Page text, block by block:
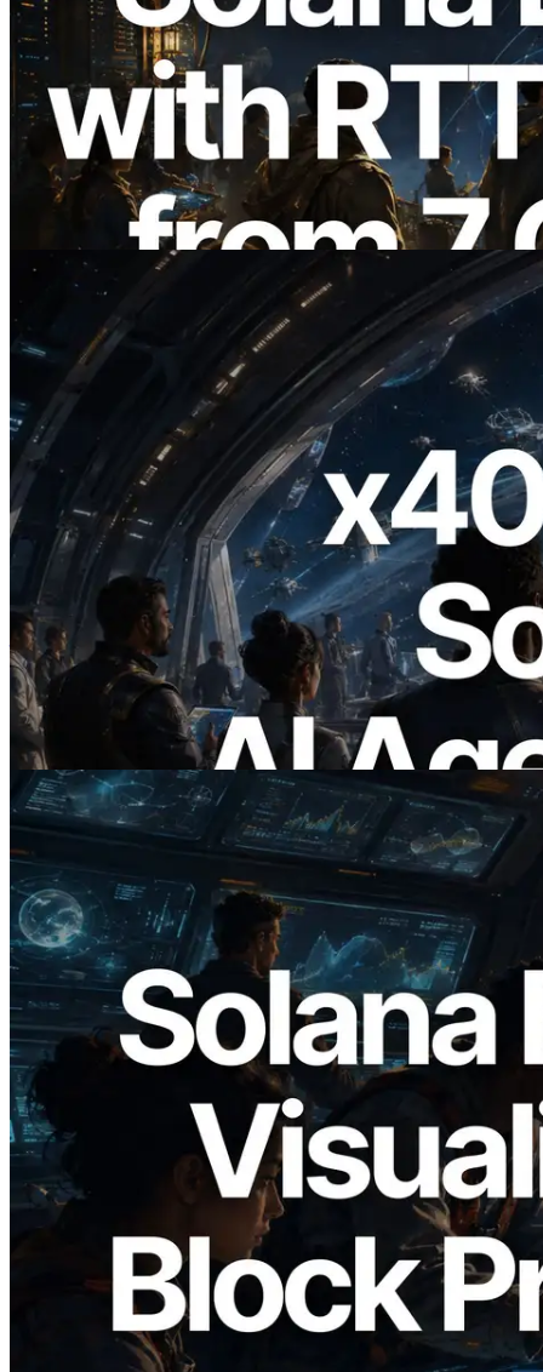
2026.08.05
ERPC ขยาย Solana Leader Slot API ด้วย
การวัด Ping จาก 7 Region ทั่วโลก พร้อม
เปิดตัว Validators Information API
2026.07.04
ERPC เปิดตัว Solana RPC ที่รองรับ x402
— ยุคที่ AI Agent จ่ายเงินให้ API ที่ต้องใช้
แบบ On Demand
อ่านบทความนี้
2026.05.24
Validators Solutions เปิดตัว Solana Block
Analyzer — แสดงเวลาการผลิตบล็อก
ระดับ slot และบาลิเดเตอร์ที่รับผิดชอบ